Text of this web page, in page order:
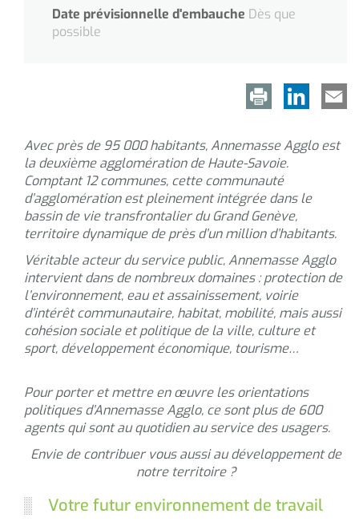
Date prévisionnelle d'embauche Dès que
possible
Avec près de 95 000 habitants, Annemasse Agglo est
la deuxième agglomération de Haute-Savoie.
Comptant 12 communes, cette communauté
d’agglomération est pleinement intégrée dans le
bassin de vie transfrontalier du Grand Genève,
territoire dynamique de près d’un million d’habitants.
Véritable acteur du service public, Annemasse Agglo
intervient dans de nombreux domaines : protection de
l’environnement, eau et assainissement, voirie
d’intérêt communautaire, habitat, mobilité, mais aussi
cohésion sociale et politique de la ville, culture et
sport, développement économique, tourisme…
Pour porter et mettre en œuvre les orientations
politiques d’Annemasse Agglo, ce sont plus de 600
agents qui sont au quotidien au service des usagers.
Envie de contribuer vous aussi au développement de
notre territoire ?
Votre futur environnement de travail